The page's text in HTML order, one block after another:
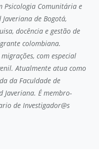
Psicologia Comunitária e
de Bogotá,
docência e gestão de
colombiana.
com especial
Atualmente atua como
da Faculdade de
Javeriana. É membro-
de Investigador@s